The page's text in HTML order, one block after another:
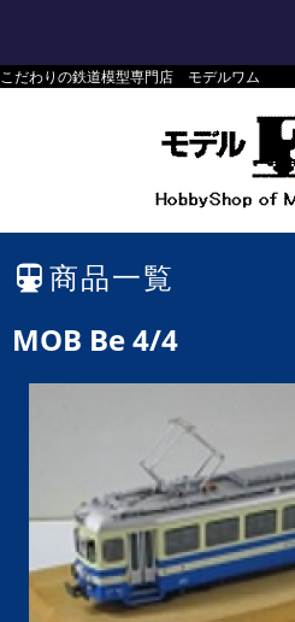
こだわりの鉄道模型専門店 モデルワム
商品一覧
MOB Be 4/4